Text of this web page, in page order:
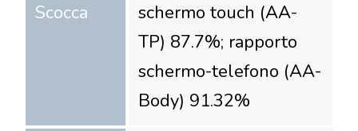
Scocca
schermo touch (AA-
TP) 87.7%; rapporto
schermo-telefono (AA-
Body) 91.32%